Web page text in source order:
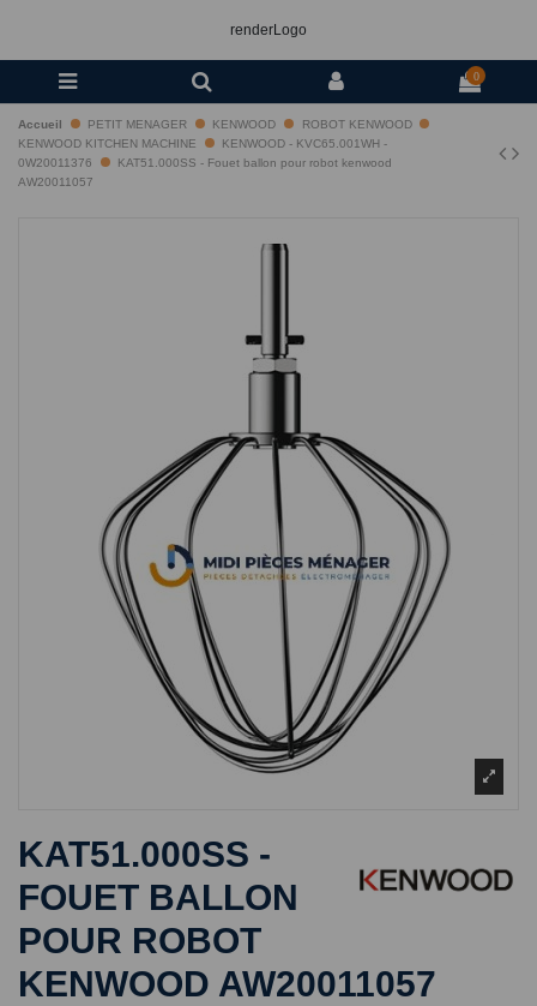
renderLogo
0
Accueil PETIT MENAGER KENWOOD
ROBOT KENWOOD
KENWOOD KITCHEN MACHINE
KENWOOD - KVC65.001WH -
0W20011376
KAT51.000SS - Fouet ballon pour robot kenwood
AW20011057
KAT51.000SS -
FOUET BALLON
POUR ROBOT
KENWOOD AW20011057